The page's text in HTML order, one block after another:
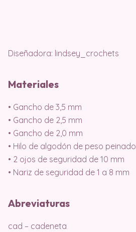
Diseñadora: lindsey_crochets
Materiales
• Gancho de 3,5 mm
• Gancho de 2,5 mm
• Gancho de 2,0 mm
• Hilo de algodón de peso peinado
• 2 ojos de seguridad de 10 mm
• Nariz de seguridad de 1 a 8 mm
Abreviaturas
cad – cadeneta